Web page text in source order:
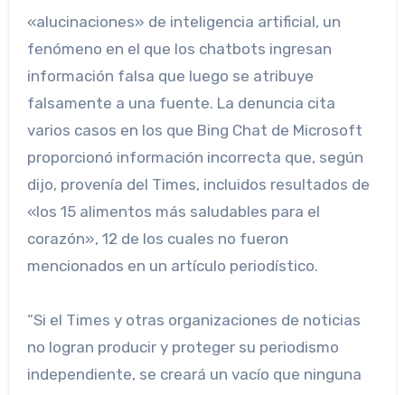
«alucinaciones» de inteligencia artificial, un
fenómeno en el que los chatbots ingresan
información falsa que luego se atribuye
falsamente a una fuente. La denuncia cita
varios casos en los que Bing Chat de Microsoft
proporcionó información incorrecta que, según
dijo, provenía del Times, incluidos resultados de
«los 15 alimentos más saludables para el
corazón», 12 de los cuales no fueron
mencionados en un artículo periodístico.
“Si el Times y otras organizaciones de noticias
no logran producir y proteger su periodismo
independiente, se creará un vacío que ninguna